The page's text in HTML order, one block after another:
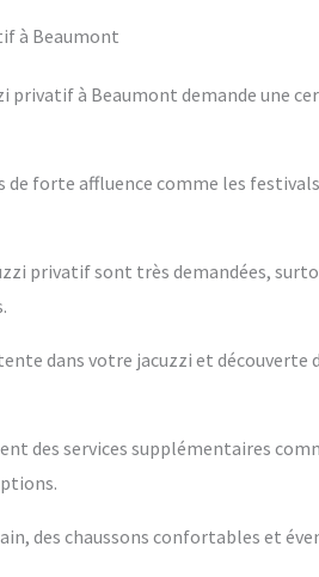
à Beaumont
privatif à Beaumont demande une
de forte affluence comme les
privatif sont très demandées,
dans votre jacuzzi et découverte
des services supplémentaires
des chaussons confortables et